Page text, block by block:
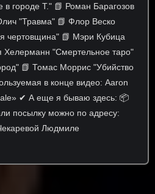
в городе Т." 📗 Роман Барагозов
"Травма" 📗 Флор Веско
чертовщина" 📗 Мэри Кубица
"Смертельное таро"
📗 Томас Моррис "Убийство
в конце видео: Aaron
✔ А еще я бываю здесь: 📦
посылку можно по адресу:
Людмиле